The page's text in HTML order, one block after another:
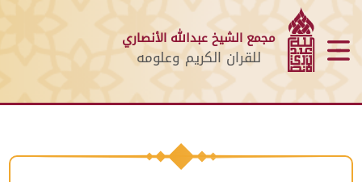
مجمع الشيخ عبدالله الأنصاري
للقران الكريم وعلومه